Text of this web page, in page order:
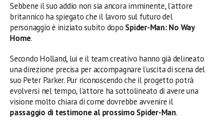
Sebbene il suo addio non sia ancora imminente, l’attore
britannico ha spiegato che il lavoro sul futuro del
personaggio è iniziato subito dopo Spider-Man: No Way
Home.
Secondo Holland, lui e il team creativo hanno già delineato
una direzione precisa per accompagnare l’uscita di scena del
suo Peter Parker. Pur riconoscendo che il progetto potrà
evolversi nel tempo, l’attore ha sottolineato di avere una
visione molto chiara di come dovrebbe avvenire il
passaggio di testimone al prossimo Spider-Man.